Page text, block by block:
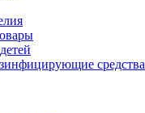
средства